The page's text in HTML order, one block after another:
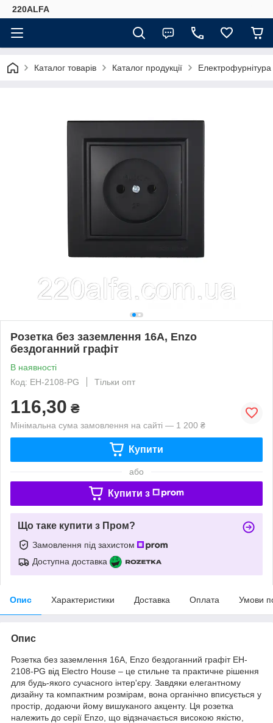
220ALFA
Каталог товарів Каталог продукції Електрофурнітура
Розетка без заземлення 16A, Enzo
бездоганний графіт
В наявності
Код: EH-2108-PG
Тільки опт
116,30 ₴
Мінімальна сума замовлення на сайті — 1 200 ₴
Купити
або
Купити з
Що таке купити з Пром?
Замовлення під захистом
Доступна доставка
Опис Характеристики Доставка Оплата Умови
Опис
Розетка без заземлення 16A, Enzo бездоганний графіт EH-
2108-PG від Electro House – це стильне та практичне рішення
для будь-якого сучасного інтер'єру. Завдяки елегантному
дизайну та компактним розмірам, вона органічно вписується у
простір, додаючи йому вишуканого акценту. Ця розетка
належить до серії Enzo, що відзначається високою якістю,